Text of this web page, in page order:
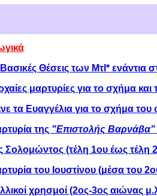
Θέσεις των ΜτΙ* ενάντια
μαρτυρίες για το σχήμα
τα Ευαγγέλια για το σχήμα
της "Επιστολής Βαρνάβα"
Σολομώντος (τέλη 1ου έως τέλη
του Ιουστίνου (μέσα του
χρησμοί (2ος-3ος αιώνας